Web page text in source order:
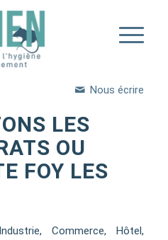
Nous écrire
LES
OU
FOY LES
Commerce, Hôtel,